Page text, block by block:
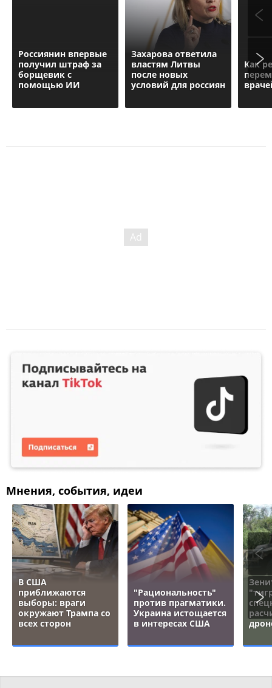
Россиянин впервые
получил штраф за
борщевик с
помощью ИИ
Захарова ответила
властям Литвы
после новых
условий для россиян
Как
Мнения, события, идеи
В США
приближаются
выборы: враги
окружают Трампа со
всех сторон
"Рациональность"
против прагматики.
Украина истощается
в интересах США